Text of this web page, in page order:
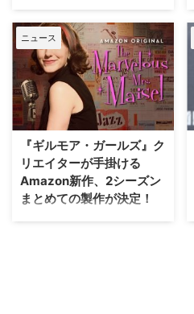
2000年から7シーズンにわたっ
て放送され、母ローレライと娘ロ
ーリーの絆を描いた『ギルモア・
ガールズ』（以下『ギルモ
ア』）。Netflixで復活版『ギルモ
ア・ガールズ：イヤー・イン・ラ
イフ』も製作されたほど大ヒット
した同作がお気に入りだったファ
ンに、是非ともおすすめしたい作
品がある。米Popsugarが報じて
いる。 【…
ニュース
『ギルモア・ガールズ』ク
リエイターが手掛ける
Amazon新作、2シーズン
まとめての製作が決定！
『ギルモア・ガールズ』のクリエ